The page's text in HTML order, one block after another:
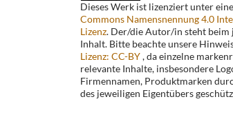
Dieses Werk ist lizenziert unter
Commons Namensnennung 4.0
Lizenz. Der/die Autor/in steht beim
Inhalt. Bitte beachte unsere
Lizenz: CC-BY, da einzelne
relevante Inhalte, insbesondere
Firmennamen, Produktmarken
des jeweiligen Eigentübers